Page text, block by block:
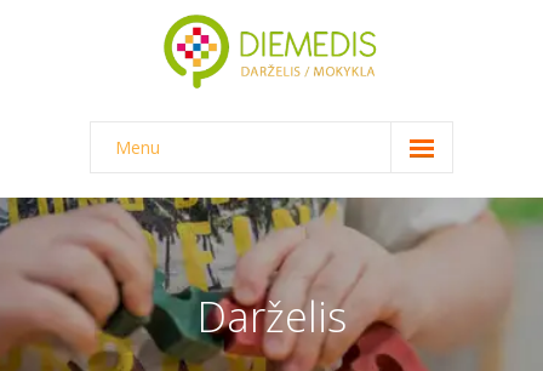
Menu
NAUJIENOS
DARŽELIS
-- DARŽELINUKO DIENA
-- DARŽELIO APLINKA
Darželis